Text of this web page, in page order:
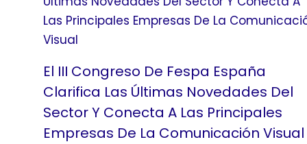
El III Congreso De Fespa España
Clarifica Las Últimas Novedades Del
Sector Y Conecta A Las Principales
Empresas De La Comunicación Visual